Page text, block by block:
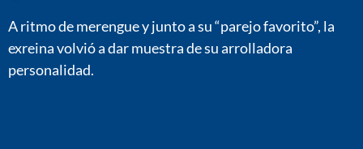
A ritmo de merengue y junto a su “parejo favorito”, la
exreina volvió a dar muestra de su arrolladora
personalidad.